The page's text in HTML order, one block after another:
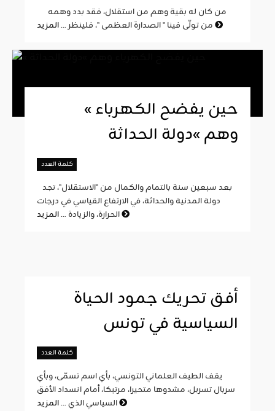
من تولّى فينا " الصدارة العظمى "، فلينظر ...
« حين يفضح الكهرباء
وهم »دولة الحداثة
كلمة العدد
دولة المدنية والحداثة، في الارتفاع القياسي في درجات
الحرارة، والزيادة ...
أفق تحريك جمود الحياة
السياسية في تونس
كلمة العدد
يقف الطيف العلماني التونسي، بأي اسم تسمّى، وبأي
سربال تسربل، مشدوها متحيرا، مرتبكا، أمام انسداد الأفق
السياسي الذي ...